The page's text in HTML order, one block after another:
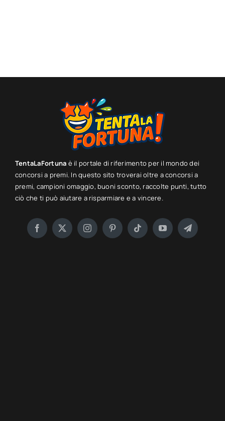
TentaLaFortuna è il portale di riferimento per il mondo dei
concorsi a premi. In questo sito troverai oltre a concorsi a
premi, campioni omaggio, buoni sconto, raccolte punti, tutto
ciò che ti può aiutare a risparmiare e a vincere.